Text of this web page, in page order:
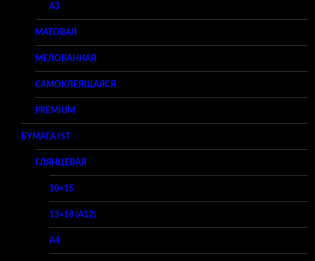
A3
МАТОВАЯ
МЕЛОВАННАЯ
САМОКЛЕЯЩАЯСЯ
PREMIUM
БУМАГА IST
ГЛЯНЦЕВАЯ
10×15
13×18 (A12)
A4